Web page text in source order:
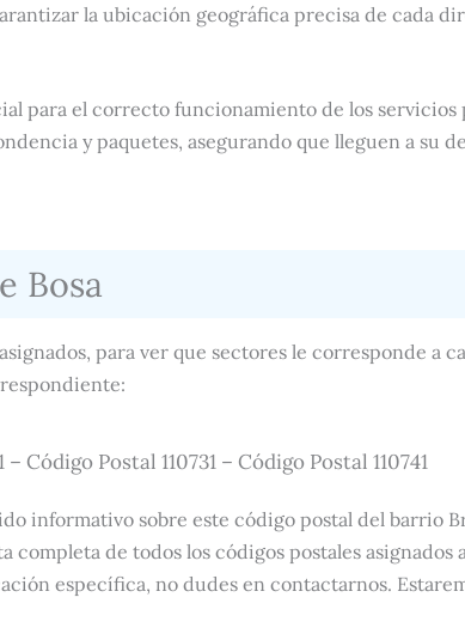
la ubicación geográfica precisa de cada
para el correcto funcionamiento de los servicios
y paquetes, asegurando que lleguen a su
Bosa
para ver que sectores le corresponde a
Código Postal 110731 – Código Postal 110741
informativo sobre este código postal del barrio
completa de todos los códigos postales asignados
específica, no dudes en contactarnos.